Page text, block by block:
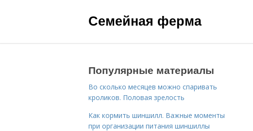
Семейная ферма
Популярные материалы
Во сколько месяцев можно спаривать
кроликов. Половая зрелость
Как кормить шиншилл. Важные моменты
при организации питания шиншиллы